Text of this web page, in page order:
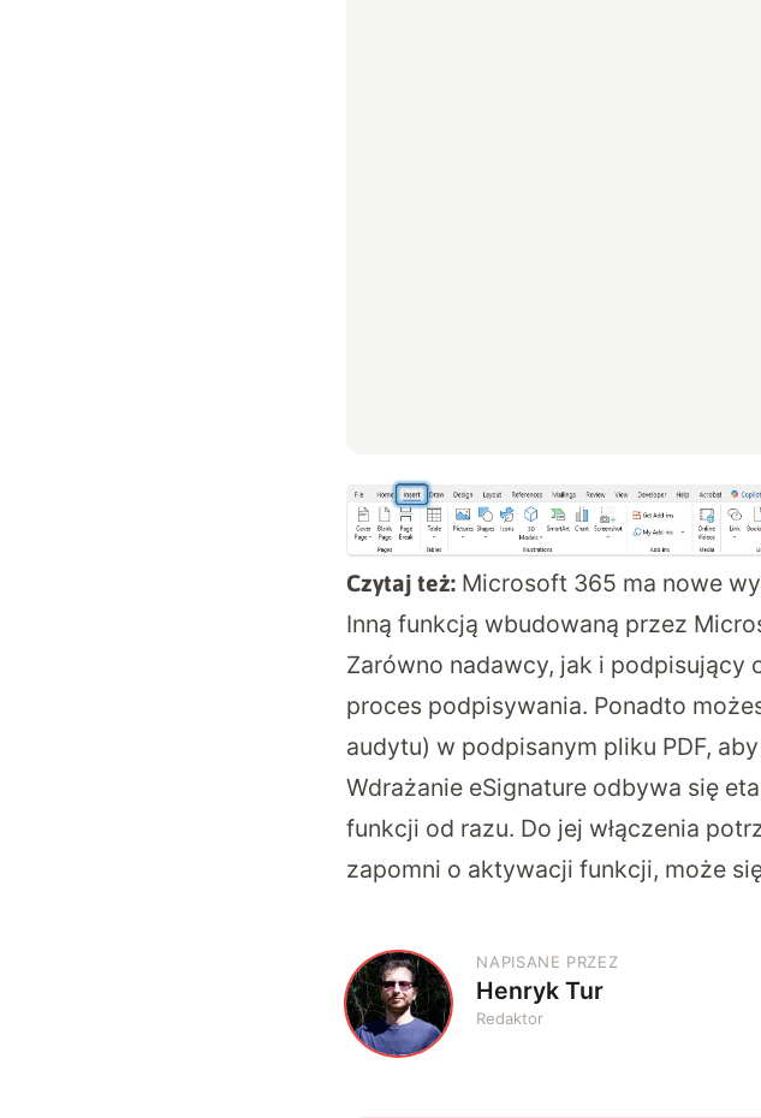
Czytaj też: Microsoft 365 ma nowe
Inną funkcją wbudowaną przez
Zarówno nadawcy, jak i podpisujący
proces podpisywania. Ponadto
audytu) w podpisanym pliku PDF,
Wdrażanie eSignature odbywa się
funkcji od razu. Do jej włączenia
zapomni o aktywacji funkcji, może
H
NAPISANE PRZEZ
Henryk Tur
Redaktor